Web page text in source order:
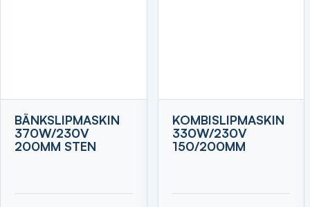
BÄNKSLIPMASKIN
370W/230V
200MM STEN
KOMBISLIPMASKIN
330W/230V
150/200MM